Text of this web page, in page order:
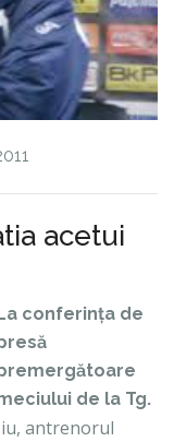
acetui
conferința de
de la Tg.
antrenorul